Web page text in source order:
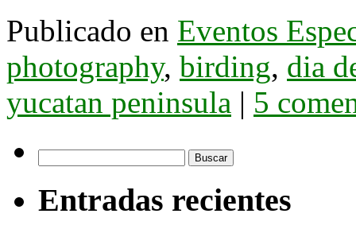
Publicado en Eventos
photography, birding, dia
yucatan peninsula | 5
Entradas recientes